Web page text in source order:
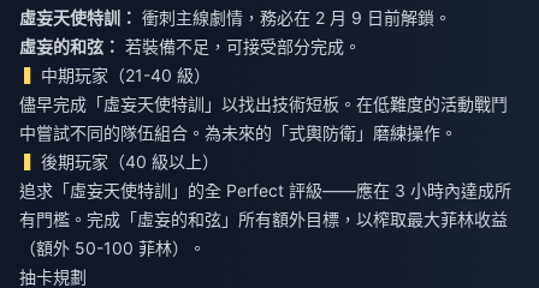
虛妄天使特訓： 衝刺主線劇情，務必在 2 月 9 日前解鎖。
虛妄的和弦： 若裝備不足，可接受部分完成。
中期玩家（21-40 級）
儘早完成「虛妄天使特訓」以找出技術短板。在低難度的活動戰鬥
中嘗試不同的隊伍組合。為未來的「式輿防衛」磨練操作。
後期玩家（40 級以上）
追求「虛妄天使特訓」的全 Perfect 評級——應在 3 小時內達成所
有門檻。完成「虛妄的和弦」所有額外目標，以榨取最大菲林收益
（額外 50-100 菲林）。
抽卡規劃